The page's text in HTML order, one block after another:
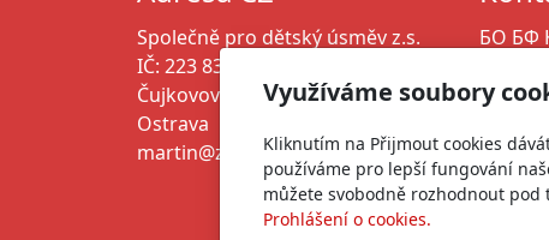
Společně pro dětský úsměv z.s.
IČ: 223 833 52
Čujkovova 1714/21, 700 30
Ostrava
martin@zivotnaukrajine.cz
БО БФ
Využíváme soubory
Kliknutím na Přijmout cookies
používáme pro lepší fungování
můžete svobodně rozhodnout
Prohlášení o cookies.